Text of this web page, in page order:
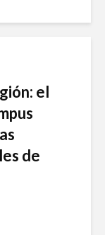
el
de